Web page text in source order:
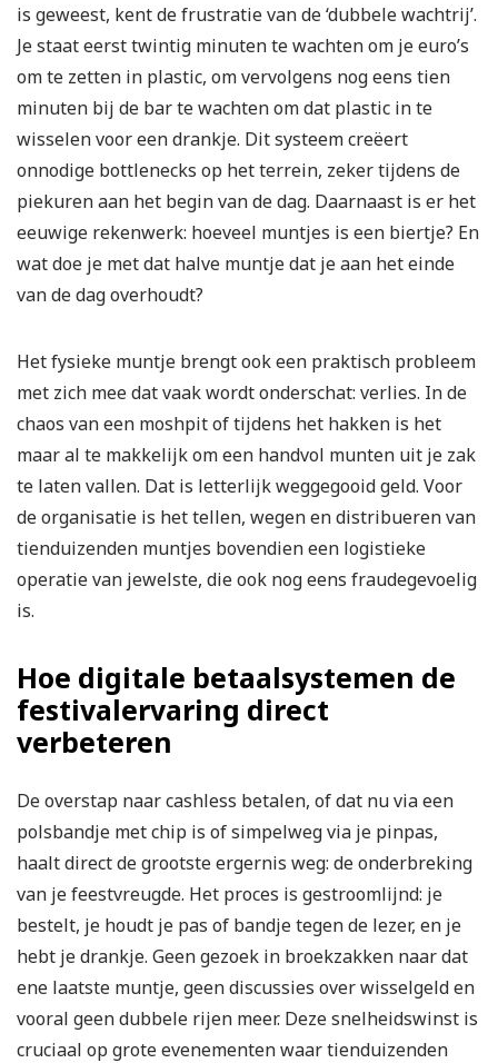
is geweest, kent de frustratie van de ‘dubbele wachtrij’.
Je staat eerst twintig minuten te wachten om je euro’s
om te zetten in plastic, om vervolgens nog eens tien
minuten bij de bar te wachten om dat plastic in te
wisselen voor een drankje. Dit systeem creëert
onnodige bottlenecks op het terrein, zeker tijdens de
piekuren aan het begin van de dag. Daarnaast is er het
eeuwige rekenwerk: hoeveel muntjes is een biertje? En
wat doe je met dat halve muntje dat je aan het einde
van de dag overhoudt?
Het fysieke muntje brengt ook een praktisch probleem
met zich mee dat vaak wordt onderschat: verlies. In de
chaos van een moshpit of tijdens het hakken is het
maar al te makkelijk om een handvol munten uit je zak
te laten vallen. Dat is letterlijk weggegooid geld. Voor
de organisatie is het tellen, wegen en distribueren van
tienduizenden muntjes bovendien een logistieke
operatie van jewelste, die ook nog eens fraudegevoelig
is.
Hoe digitale betaalsystemen de
festivalervaring direct
verbeteren
De overstap naar cashless betalen, of dat nu via een
polsbandje met chip is of simpelweg via je pinpas,
haalt direct de grootste ergernis weg: de onderbreking
van je feestvreugde. Het proces is gestroomlijnd: je
bestelt, je houdt je pas of bandje tegen de lezer, en je
hebt je drankje. Geen gezoek in broekzakken naar dat
ene laatste muntje, geen discussies over wisselgeld en
vooral geen dubbele rijen meer. Deze snelheidswinst is
cruciaal op grote evenementen waar tienduizenden